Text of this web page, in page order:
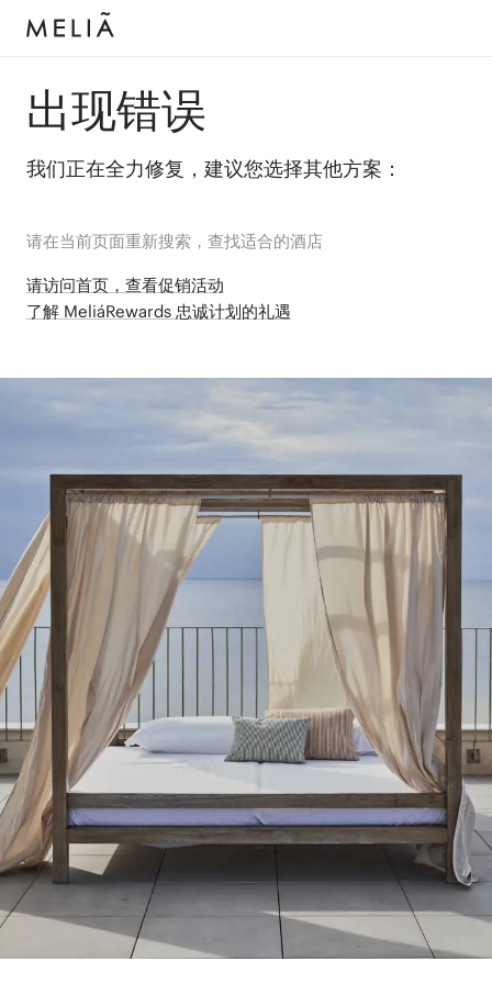
出现错误
我们正在全力修复，建议您选择其他方案：
请在当前页面重新搜索，查找适合的酒店
请访问首页，查看促销活动
了解 MeliáRewards 忠诚计划的礼遇